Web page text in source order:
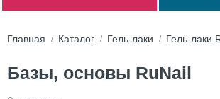
Главная Каталог Гель-лаки Гель-лаки
Базы, основы RuNail